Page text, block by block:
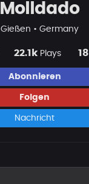
Molldado
Gießen • Germany
22.1k Plays 18
Abonnieren
Folgen
Nachricht